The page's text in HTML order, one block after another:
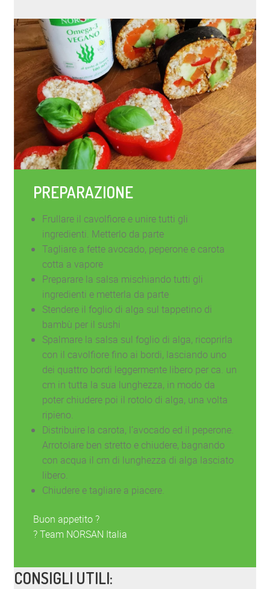
PREPARAZIONE
Frullare il cavolfiore e unire tutti gli
ingredienti. Metterlo da parte
Tagliare a fette avocado, peperone e carota
cotta a vapore
Preparare la salsa mischiando tutti gli
ingredienti e metterla da parte
Stendere il foglio di alga sul tappetino di
bambù per il sushi
Spalmare la salsa sul foglio di alga, ricoprirla
con il cavolfiore fino ai bordi, lasciando uno
dei quattro bordi leggermente libero per ca. un
cm in tutta la sua lunghezza, in modo da
poter chiudere poi il rotolo di alga, una volta
ripieno.
Distribuire la carota, l’avocado ed il peperone.
Arrotolare ben stretto e chiudere, bagnando
con acqua il cm di lunghezza di alga lasciato
libero.
Chiudere e tagliare a piacere.
Buon appetito ?
? Team NORSAN Italia
CONSIGLI UTILI: